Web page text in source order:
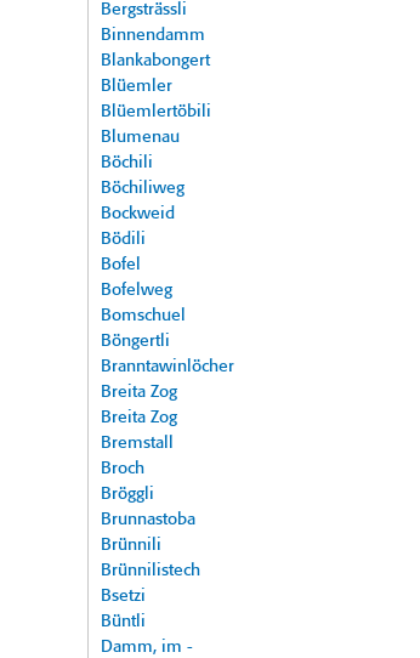
Bergsträssli
Binnendamm
Blankabongert
Blüemler
Blüemlertöbili
Blumenau
Böchili
Böchiliweg
Bockweid
Bödili
Bofel
Bofelweg
Bomschuel
Böngertli
Branntawinlöcher
Breita Zog
Breita Zog
Bremstall
Broch
Bröggli
Brunnastoba
Brünnili
Brünnilistech
Bsetzi
Büntli
Damm, im -